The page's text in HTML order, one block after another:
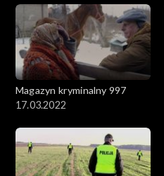
Magazyn kryminalny 997
17.03.2022